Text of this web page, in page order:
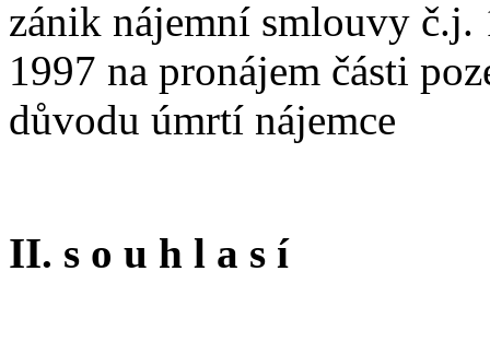
zánik nájemní smlouvy č.j.
1997 na pronájem části
důvodu úmrtí nájemce
II. s o u h l a s í